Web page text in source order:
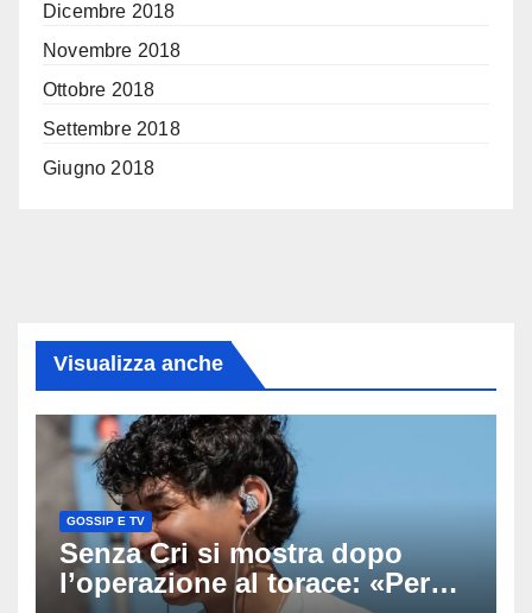
Dicembre 2018
Novembre 2018
Ottobre 2018
Settembre 2018
Giugno 2018
Visualizza anche
GOSSIP E TV
Senza Cri si mostra dopo
l’operazione al torace: «Per